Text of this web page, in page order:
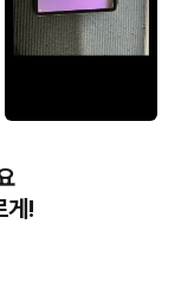
아이패드 프로 12.9인치
4세대 매직 키보드 포함
게!